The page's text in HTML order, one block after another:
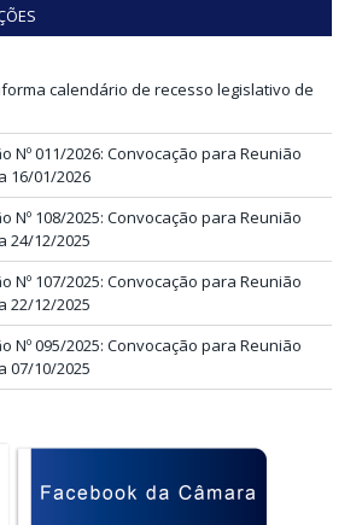
calendário de recesso legislativo de
Nº 011/2026: Convocação para Reunião
16/01/2026
Nº 108/2025: Convocação para Reunião
24/12/2025
Nº 107/2025: Convocação para Reunião
22/12/2025
Nº 095/2025: Convocação para Reunião
07/10/2025